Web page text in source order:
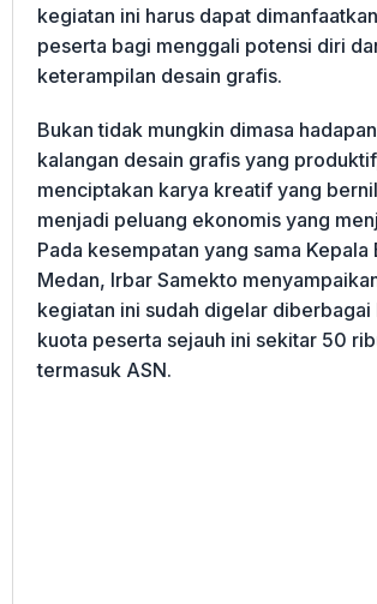
kegiatan ini harus dapat
peserta bagi menggali potensi diri
keterampilan desain grafis.
Bukan tidak mungkin dimasa
kalangan desain grafis yang
menciptakan karya kreatif yang
menjadi peluang ekonomis yang
Pada kesempatan yang sama Kepala
Medan, Irbar Samekto
kegiatan ini sudah digelar diberbagai
kuota peserta sejauh ini sekitar 50
termasuk ASN.